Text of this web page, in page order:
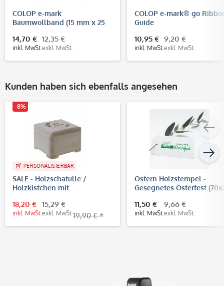
COLOP e-mark
Baumwollband (15 mm x 25
14,70 €
inkl. MwSt.
12,35 €
exkl. MwSt.
COLOP e-mark® go
Guide
10,95 €
inkl. MwSt.
9,20 €
exkl. MwSt.
Kunden haben sich ebenfalls angesehen
-8%
PERSONALISIERBAR
SALE - Holzschatulle /
Holzkistchen mit
18,20 €
inkl. MwSt.
15,29 €
exkl. MwSt.19,90 € *
Ostern Holzstempel -
Gesegnetes Osterfest
11,50 €
inkl. MwSt.
9,66 €
exkl. MwSt.